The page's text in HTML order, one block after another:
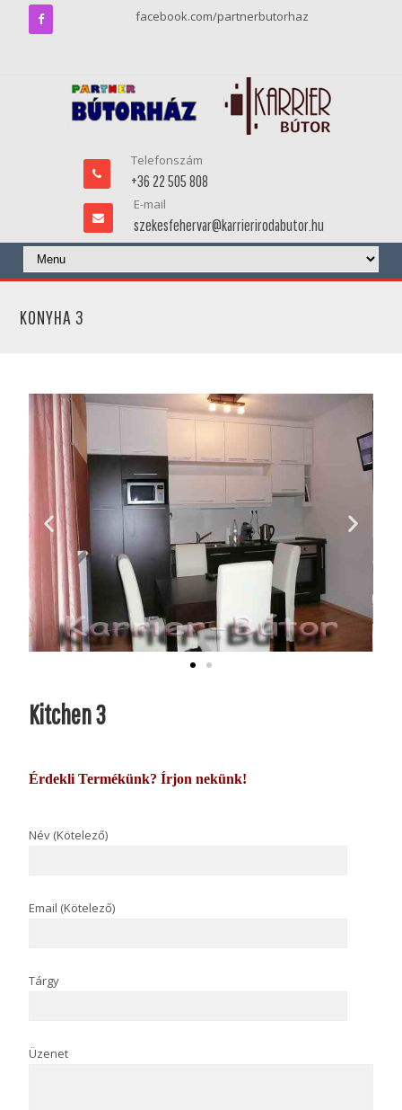
facebook.com/partnerbutorhaz
Telefonszám
+36 22 505 808
E-mail
szekesfehervar@karrierirodabutor.hu
KONYHA 3
Kitchen 3
Érdekli Termékünk? Írjon nekünk!
Név (Kötelező)
Email (Kötelező)
Tárgy
Üzenet